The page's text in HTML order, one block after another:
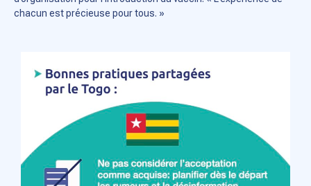
chacun est précieuse pour tous. »